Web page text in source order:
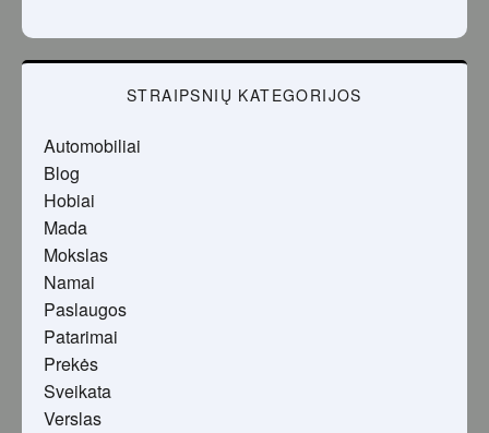
STRAIPSNIŲ KATEGORIJOS
Automobiliai
Blog
Hobiai
Mada
Mokslas
Namai
Paslaugos
Patarimai
Prekės
Sveikata
Verslas